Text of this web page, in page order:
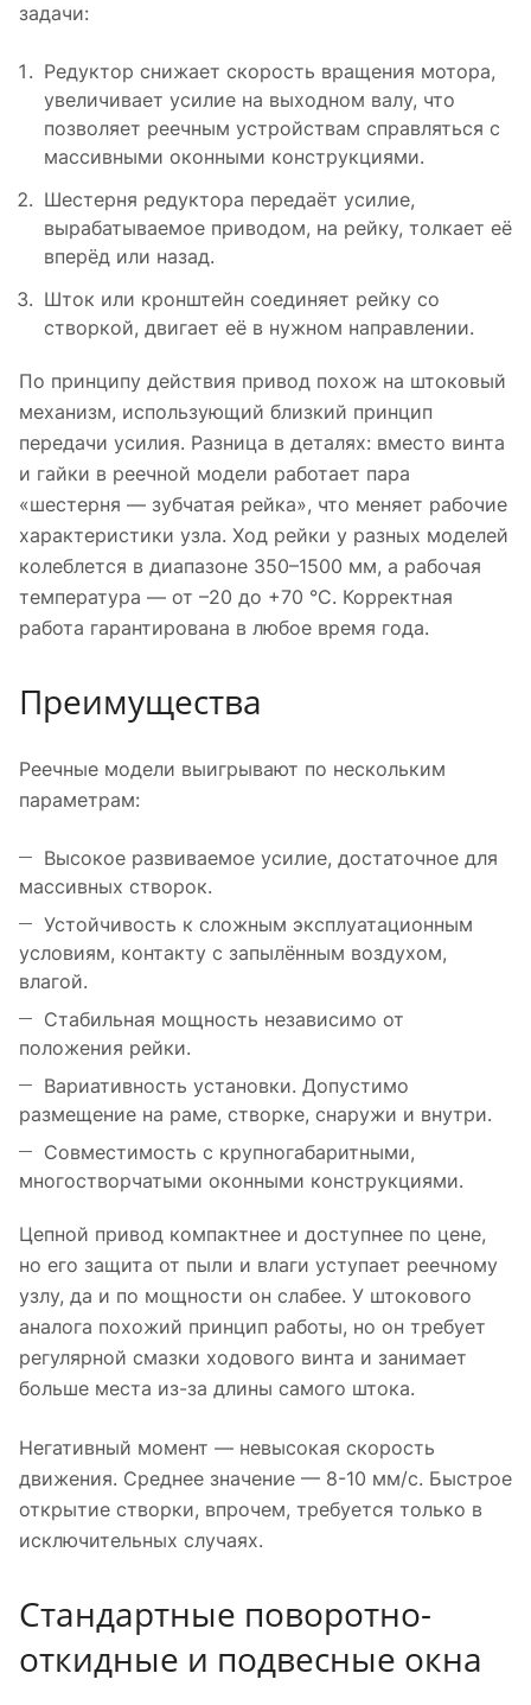
задачи:
Редуктор снижает скорость вращения мотора,
увеличивает усилие на выходном валу, что
позволяет реечным устройствам справляться с
массивными оконными конструкциями.
Шестерня редуктора передаёт усилие,
вырабатываемое приводом, на рейку, толкает её
вперёд или назад.
Шток или кронштейн соединяет рейку со
створкой, двигает её в нужном направлении.
По принципу действия привод похож на штоковый
механизм, использующий близкий принцип
передачи усилия. Разница в деталях: вместо винта
и гайки в реечной модели работает пара
«шестерня — зубчатая рейка», что меняет рабочие
характеристики узла. Ход рейки у разных моделей
колеблется в диапазоне 350–1500 мм, а рабочая
температура — от –20 до +70 °C. Корректная
работа гарантирована в любое время года.
Преимущества
Реечные модели выигрывают по нескольким
параметрам:
Высокое развиваемое усилие, достаточное для
массивных створок.
Устойчивость к сложным эксплуатационным
условиям, контакту с запылённым воздухом,
влагой.
Стабильная мощность независимо от
положения рейки.
Вариативность установки. Допустимо
размещение на раме, створке, снаружи и внутри.
Совместимость с крупногабаритными,
многостворчатыми оконными конструкциями.
Цепной привод компактнее и доступнее по цене,
но его защита от пыли и влаги уступает реечному
узлу, да и по мощности он слабее. У штокового
аналога похожий принцип работы, но он требует
регулярной смазки ходового винта и занимает
больше места из-за длины самого штока.
Негативный момент — невысокая скорость
движения. Среднее значение — 8-10 мм/с. Быстрое
открытие створки, впрочем, требуется только в
исключительных случаях.
Стандартные поворотно-
откидные и подвесные окна